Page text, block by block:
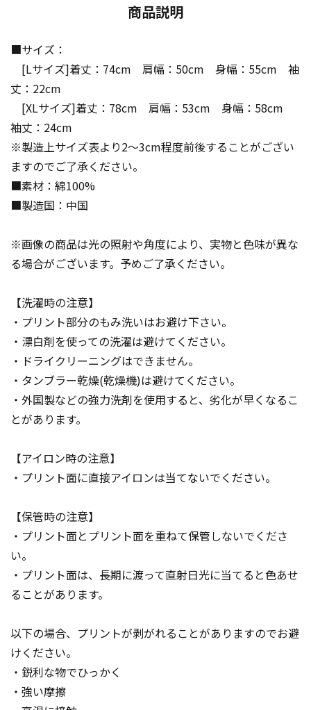
商品説明
■サイズ：
[Lサイズ]着丈：74cm 肩幅：50cm 身幅：55cm 袖
丈：22cm
[XLサイズ]着丈：78cm 肩幅：53cm 身幅：58cm
袖丈：24cm
※製造上サイズ表より2～3cm程度前後することがござい
ますのでご了承ください。
■素材：綿100%
■製造国：中国
※画像の商品は光の照射や角度により、実物と色味が異な
る場合がございます。予めご了承ください。
【洗濯時の注意】
・プリント部分のもみ洗いはお避け下さい。
・漂白剤を使っての洗濯は避けてください。
・ドライクリーニングはできません。
・タンブラー乾燥(乾燥機)は避けてください。
・外国製などの強力洗剤を使用すると、劣化が早くなるこ
とがあります。
【アイロン時の注意】
・プリント面に直接アイロンは当てないでください。
【保管時の注意】
・プリント面とプリント面を重ねて保管しないでくださ
い。
・プリント面は、長期に渡って直射日光に当てると色あせ
ることがあります。
以下の場合、プリントが剥がれることがありますのでお避
けください。
・鋭利な物でひっかく
・強い摩擦